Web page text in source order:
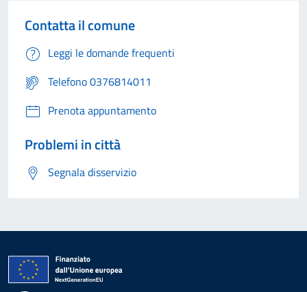
Contatta il comune
Leggi le domande frequenti
Telefono 0376814011
Prenota appuntamento
Problemi in città
Segnala disservizio